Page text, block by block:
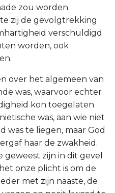
zou worden
zij de gevolgtrekking
verschuldigd
worden, ook
over het algemeen van
was, waarvoor echter
kon toegelaten
was, aan wie niet
was te liegen, maar God
haar de zwakheid.
zijn in dit gevel
onze plicht is om de
met zijn naaste, de